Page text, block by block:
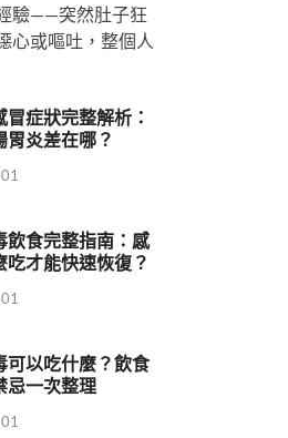
驗——突然肚子狂
心或嘔吐，整個人
冒症狀完整解析：
胃炎差在哪？
飲食完整指南：感
吃才能快速恢復？
可以吃什麼？飲食
忌一次整理